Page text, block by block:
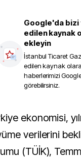
Google'da
edilen kaynak
ekleyin
İstanbul Ticaret
edilen kaynak
haberlerimizi
görebilirsiniz.
verilerini
(TÜİK),